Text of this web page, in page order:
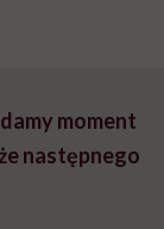
moment
następnego